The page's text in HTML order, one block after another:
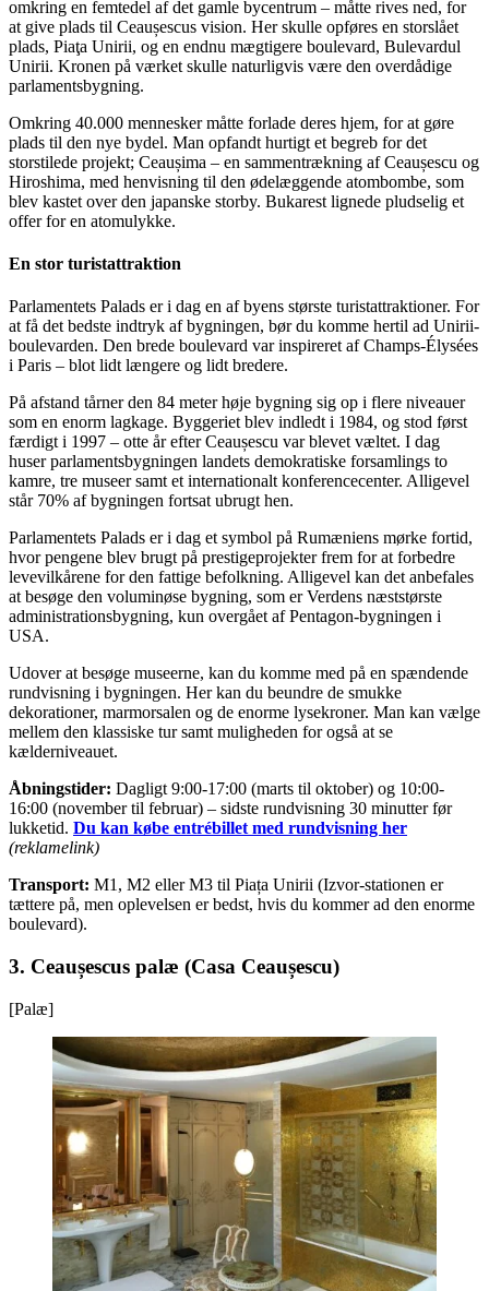
omkring en femtedel af det gamle bycentrum – måtte rives ned, for
at give plads til Ceaușescus vision. Her skulle opføres en storslået
plads, Piaţa Unirii, og en endnu mægtigere boulevard, Bulevardul
Unirii. Kronen på værket skulle naturligvis være den overdådige
parlamentsbygning.
Omkring 40.000 mennesker måtte forlade deres hjem, for at gøre
plads til den nye bydel. Man opfandt hurtigt et begreb for det
storstilede projekt; Ceaușima – en sammentrækning af Ceaușescu og
Hiroshima, med henvisning til den ødelæggende atombombe, som
blev kastet over den japanske storby. Bukarest lignede pludselig et
offer for en atomulykke.
En stor turistattraktion
Parlamentets Palads er i dag en af byens største turistattraktioner. For
at få det bedste indtryk af bygningen, bør du komme hertil ad Unirii-
boulevarden. Den brede boulevard var inspireret af Champs-Élysées
i Paris – blot lidt længere og lidt bredere.
På afstand tårner den 84 meter høje bygning sig op i flere niveauer
som en enorm lagkage. Byggeriet blev indledt i 1984, og stod først
færdigt i 1997 – otte år efter Ceaușescu var blevet væltet. I dag
huser parlamentsbygningen landets demokratiske forsamlings to
kamre, tre museer samt et internationalt konferencecenter. Alligevel
står 70% af bygningen fortsat ubrugt hen.
Parlamentets Palads er i dag et symbol på Rumæniens mørke fortid,
hvor pengene blev brugt på prestigeprojekter frem for at forbedre
levevilkårene for den fattige befolkning. Alligevel kan det anbefales
at besøge den voluminøse bygning, som er Verdens næststørste
administrationsbygning, kun overgået af Pentagon-bygningen i
USA.
Udover at besøge museerne, kan du komme med på en spændende
rundvisning i bygningen. Her kan du beundre de smukke
dekorationer, marmorsalen og de enorme lysekroner. Man kan vælge
mellem den klassiske tur samt muligheden for også at se
kælderniveauet.
Åbningstider: Dagligt 9:00-17:00 (marts til oktober) og 10:00-
16:00 (november til februar) – sidste rundvisning 30 minutter før
lukketid. Du kan købe entrébillet med rundvisning her
(reklamelink)
Transport: M1, M2 eller M3 til Piața Unirii (Izvor-stationen er
tættere på, men oplevelsen er bedst, hvis du kommer ad den enorme
boulevard).
3. Ceaușescus palæ (Casa Ceaușescu)
[Palæ]